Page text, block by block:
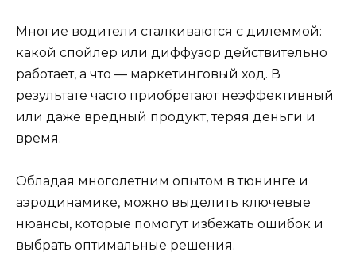
Многие водители сталкиваются с дилеммой:
какой спойлер или диффузор действительно
работает, а что — маркетинговый ход. В
результате часто приобретают неэффективный
или даже вредный продукт, теряя деньги и
время.
Обладая многолетним опытом в тюнинге и
аэродинамике, можно выделить ключевые
нюансы, которые помогут избежать ошибок и
выбрать оптимальные решения.